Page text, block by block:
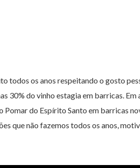
todos os anos respeitando o gosto
30% do vinho estagia em barricas.
do Espírito Santo em barricas
que não fazemos todos os anos,